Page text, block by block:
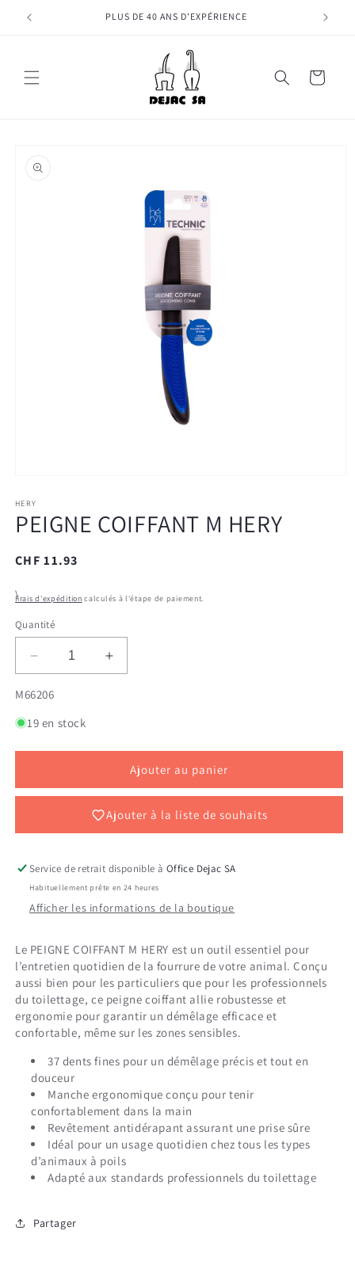
passer
PLUS DE 40 ANS D'EXPÉRIENCE
Panier
produits
média
1
dans
modale
HERY
PEIGNE COIFFANT M HERY
Prix
CHF 11.93
\Frais d'expédition calculés à l'étape de paiement.
Quantité
Réduire
la
quantité
PEIGNE
Augmenter
la
HERY
SKU:
M66206
19 en stock
Ajouter au panier
Ajouter à la liste de souhaits
Service de retrait disponible à Office Dejac SA
Habituellement prête en 24 heures
Afficher les informations de la boutique
Le PEIGNE COIFFANT M HERY est un outil essentiel pour
l’entretien quotidien de la fourrure de votre animal. Conçu
aussi bien pour les particuliers que pour les professionnels
du toilettage, ce peigne coiffant allie robustesse et
ergonomie pour garantir un démêlage efficace et
confortable, même sur les zones sensibles.
37 dents fines pour un démêlage précis et tout en
douceur
Manche ergonomique conçu pour tenir
confortablement dans la main
Revêtement antidérapant assurant une prise sûre
Idéal pour un usage quotidien chez tous les types
d’animaux à poils
Adapté aux standards professionnels du toilettage
Partager